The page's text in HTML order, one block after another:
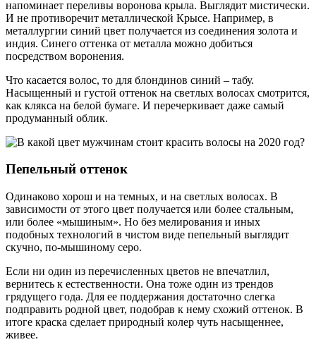
напоминает переливы воронова крыла. Выглядит мистически.
И не противоречит металлической Крысе. Например, в
металлургии синий цвет получается из соединения золота и
индия. Синего оттенка от металла можно добиться
посредством воронения.
Что касается волос, то для блондинов синий – табу.
Насыщенный и густой оттенок на светлых волосах смотрится,
как клякса на белой бумаге. И перечеркивает даже самый
продуманный облик.
Пепельный оттенок
Одинаково хорош и на темных, и на светлых волосах. В
зависимости от этого цвет получается или более стальным,
или более «мышиным». Но без мелирования и иных
подобных технологий в чистом виде пепельный выглядит
скучно, по-мышиному серо.
Если ни один из перечисленных цветов не впечатлил,
вернитесь к естественности. Она тоже один из трендов
грядущего года. Для ее поддержания достаточно слегка
подправить родной цвет, подобрав к нему схожий оттенок. В
итоге краска сделает природный колер чуть насыщеннее,
живее.